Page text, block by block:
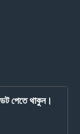
পেতে থাকুন।